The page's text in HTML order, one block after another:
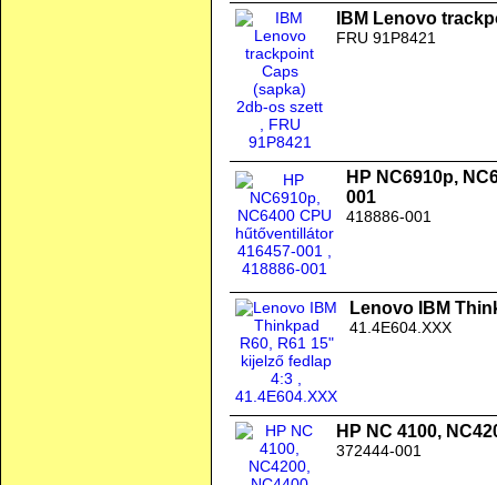
IBM Lenovo
FRU 91P8421
HP NC6910p,
001
418886-001
Lenovo IBM
41.4E604.XXX
HP NC 4100,
372444-001